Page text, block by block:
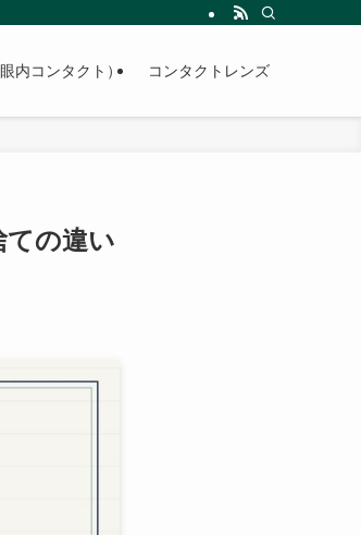
書きます。
内コンタクト） コンタクトレンズ
ての違い